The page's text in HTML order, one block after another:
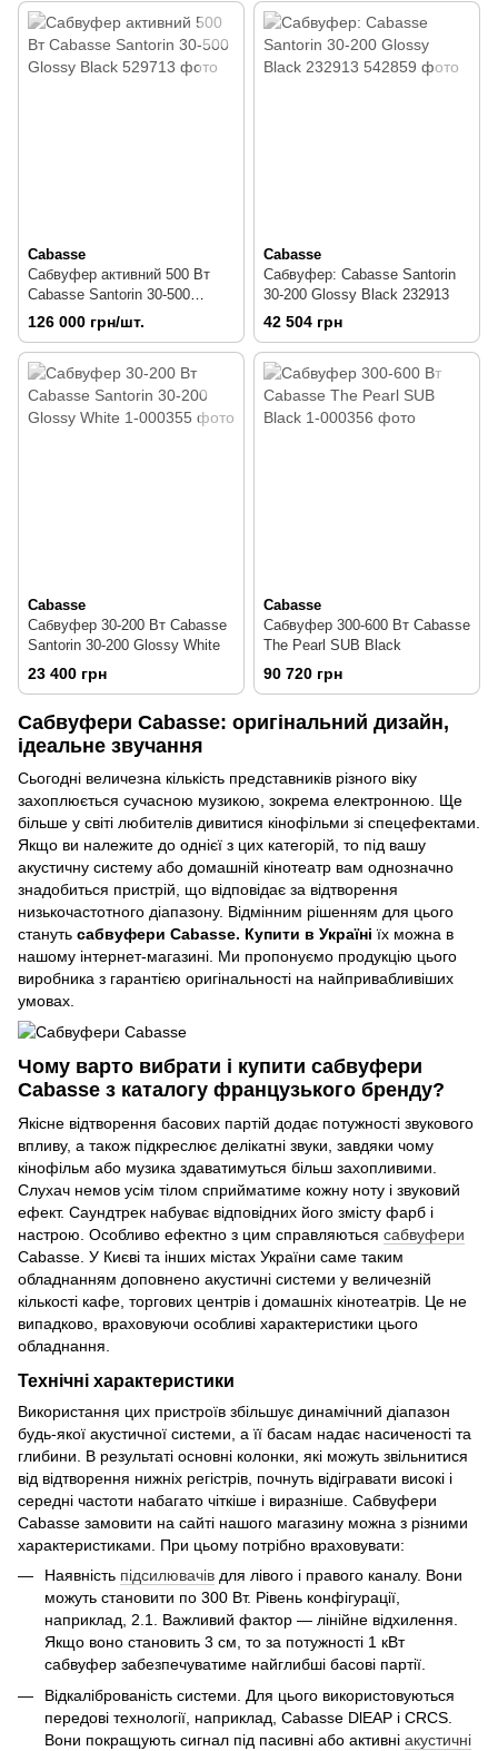
Cabasse
Сабвуфер активний 500 Вт
Cabasse Santorin 30-500
Glossy Black
126 000 грн/шт.
Cabasse
Сабвуфер: Cabasse Santorin
30-200 Glossy Black 232913
42 504 грн
Cabasse
Сабвуфер 30-200 Вт Cabasse
Santorin 30-200 Glossy White
23 400 грн
Cabasse
Сабвуфер 300-600 Вт Cabasse
The Pearl SUB Black
90 720 грн
Сабвуфери Cabasse: оригінальний дизайн,
ідеальне звучання
Сьогодні величезна кількість представників різного віку
захоплюється сучасною музикою, зокрема електронною. Ще
більше у світі любителів дивитися кінофільми зі спецефектами.
Якщо ви належите до однієї з цих категорій, то під вашу
акустичну систему або домашній кінотеатр вам однозначно
знадобиться пристрій, що відповідає за відтворення
низькочастотного діапазону. Відмінним рішенням для цього
стануть сабвуфери Cabasse. Купити в Україні їх можна в
нашому інтернет-магазині. Ми пропонуємо продукцію цього
виробника з гарантією оригінальності на найпривабливіших
умовах.
Чому варто вибрати і купити сабвуфери
Cabasse з каталогу французького бренду?
Якісне відтворення басових партій додає потужності звукового
впливу, а також підкреслює делікатні звуки, завдяки чому
кінофільм або музика здаватимуться більш захопливими.
Слухач немов усім тілом сприйматиме кожну ноту і звуковий
ефект. Саундтрек набуває відповідних його змісту фарб і
настрою. Особливо ефектно з цим справляються сабвуфери
Cabasse. У Києві та інших містах України саме таким
обладнанням доповнено акустичні системи у величезній
кількості кафе, торгових центрів і домашніх кінотеатрів. Це не
випадково, враховуючи особливі характеристики цього
обладнання.
Технічні характеристики
Використання цих пристроїв збільшує динамічний діапазон
будь-якої акустичної системи, а її басам надає насиченості та
глибини. В результаті основні колонки, які можуть звільнитися
від відтворення нижніх регістрів, почнуть відігравати високі і
середні частоти набагато чіткіше і виразніше. Сабвуфери
Cabasse замовити на сайті нашого магазину можна з різними
характеристиками. При цьому потрібно враховувати:
Наявність підсилювачів для лівого і правого каналу. Вони
можуть становити по 300 Вт. Рівень конфігурації,
наприклад, 2.1. Важливий фактор — лінійне відхилення.
Якщо воно становить 3 см, то за потужності 1 кВт
сабвуфер забезпечуватиме найглибші басові партії.
Відкаліброваність системи. Для цього використовуються
передові технології, наприклад, Cabasse DlEAP і CRCS.
Вони покращують сигнал під пасивні або активні акустичні